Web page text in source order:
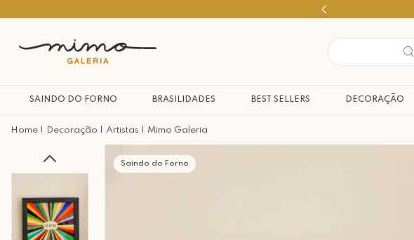
SAINDO DO FORNO BRASILIDADES BEST SELLERS DECORAÇÃO
Decoração Artistas Mimo Galeria
Saindo do Forno